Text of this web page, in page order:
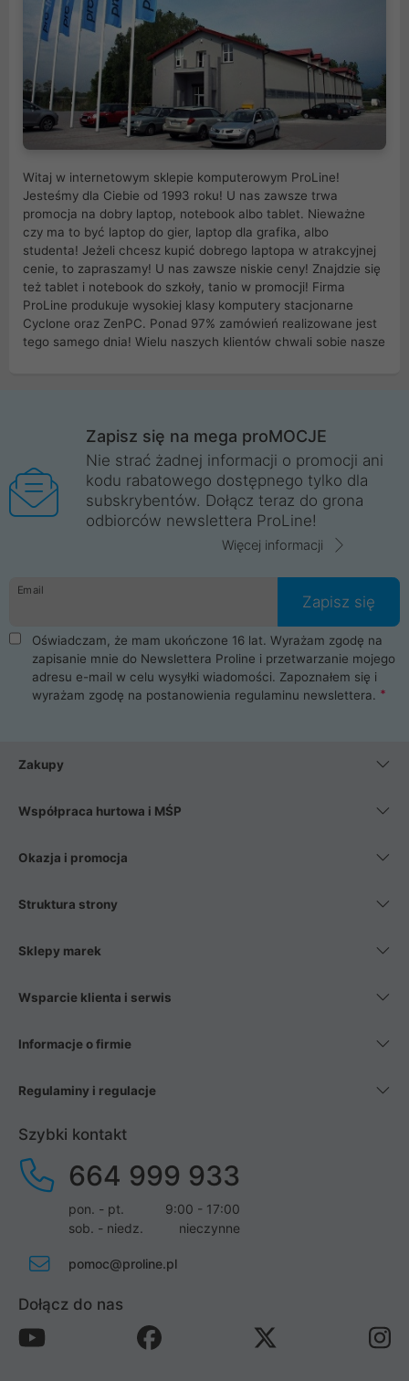
Witaj w internetowym sklepie komputerowym ProLine!
Jesteśmy dla Ciebie od 1993 roku! U nas zawsze trwa
promocja na dobry laptop, notebook albo tablet. Nieważne
czy ma to być laptop do gier, laptop dla grafika, albo
studenta! Jeżeli chcesz kupić dobrego laptopa w atrakcyjnej
cenie, to zapraszamy! U nas zawsze niskie ceny! Znajdzie się
też tablet i notebook do szkoły, tanio w promocji! Firma
ProLine produkuje wysokiej klasy komputery stacjonarne
Cyclone oraz ZenPC. Ponad 97% zamówień realizowane jest
tego samego dnia! Wielu naszych klientów chwali sobie nasze
Wrocław, Poznań, Legnica, Katowice, Gliwice, Kalisz, Bytom,
Trzebnica, Opole. Szybka i profesjonalna obsługa!
ProLine to polska firma ze 100% polskim kapitałem. Działamy
legalnie i płacimy podatki w naszym kraju! Posiadamy siedzibę
główną w Mirkowie oraz salony na terenie kraju. Cała
komunikacja ze sklepem komputerowym ProLine jest
danych osobowych. Dlatego zakup notebooka albo laptopa w
ProLine to czysta przyjemność i pełne bezpieczeństwo.
Zaopatrzysz się u nas w akcesoria i części komputerowe
takie jak procesory, karty graficzne, płyty główne, pamięci,
dyski SSD, M.2 oraz HDD. Nasi pracownicy pomogą Ci wybrać
najlepszy zasilacz komputerowy oraz obudowę do komputera.
Poza komputerami mamy również najlepsze na rynku
Smartfony takich producentów jak Xiaomi, Apple, Samsung i
wentylatory. Na koniec mając już to wszystko, możesz
Zapisz się na mega proMOCJE
Nie strać żadnej informacji o promocji ani
kodu rabatowego dostępnego tylko dla
subskrybentów. Dołącz teraz do grona
odbiorców newslettera ProLine!
Więcej informacji
Email
Zapisz się
Oświadczam, że mam ukończone 16 lat. Wyrażam zgodę na
zapisanie mnie do Newslettera Proline i przetwarzanie mojego
adresu e-mail w celu wysyłki wiadomości. Zapoznałem się i
wyrażam zgodę na postanowienia regulaminu newslettera.
Zakupy
Współpraca hurtowa i MŚP
Okazja i promocja
Struktura strony
Sklepy marek
Wsparcie klienta i serwis
Informacje o firmie
Regulaminy i regulacje
Szybki kontakt
664 999 933
pon. - pt.
9:00 - 17:00
sob. - niedz.
nieczynne
pomoc@proline.pl
Dołącz do nas